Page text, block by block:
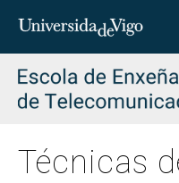
Insertar
para
buscar
Técnicas